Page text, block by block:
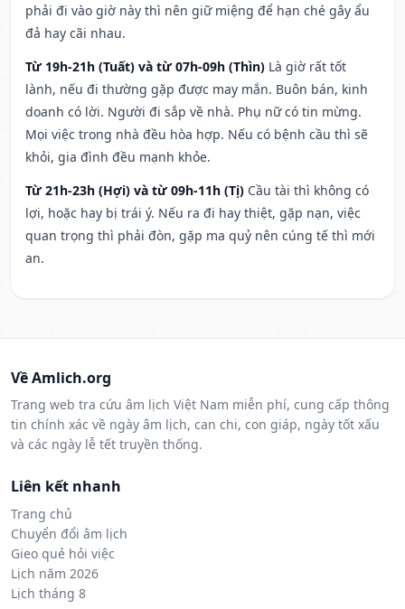
phải đi vào giờ này thì nên giữ miệng để hạn ché gây ẩu
đả hay cãi nhau.
Từ 19h-21h (Tuất) và từ 07h-09h (Thìn) Là giờ rất tốt
lành, nếu đi thường gặp được may mắn. Buôn bán, kinh
doanh có lời. Người đi sắp về nhà. Phụ nữ có tin mừng.
Mọi việc trong nhà đều hòa hợp. Nếu có bệnh cầu thì sẽ
khỏi, gia đình đều mạnh khỏe.
Từ 21h-23h (Hợi) và từ 09h-11h (Tị) Cầu tài thì không có
lợi, hoặc hay bị trái ý. Nếu ra đi hay thiệt, gặp nạn, việc
quan trọng thì phải đòn, gặp ma quỷ nên cúng tế thì mới
an.
Về Amlich.org
Trang web tra cứu âm lịch Việt Nam miễn phí, cung cấp thông
tin chính xác về ngày âm lịch, can chi, con giáp, ngày tốt xấu
và các ngày lễ tết truyền thống.
Liên kết nhanh
Trang chủ
Chuyển đổi âm lịch
Gieo quẻ hỏi việc
Lịch năm 2026
Lịch tháng 8